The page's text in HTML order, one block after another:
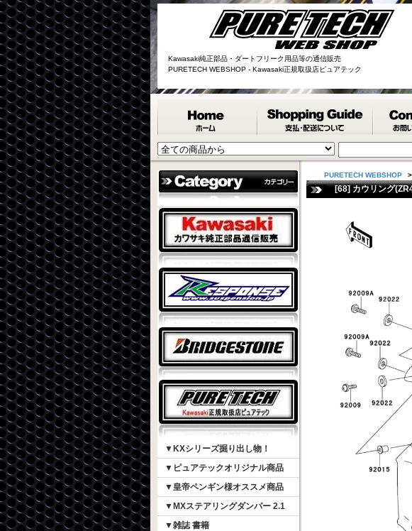
Kawasaki純正部品・ダートフリーク用品等の通信販売
PURETECH WEBSHOP - Kawasaki正規取扱店ピュアテック
▼KXシリーズ掘り出し物！
▼ピュアテックオリジナル商品
▼皇帝ペンギン様オススメ商品
▼MXステアリングダンパー 2.1
▼雑誌 書籍
PURETECH WEBSHOP >
[68] カウリング